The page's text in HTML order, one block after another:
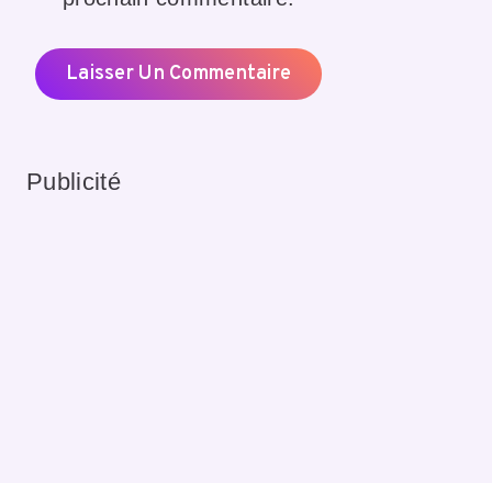
Publicité